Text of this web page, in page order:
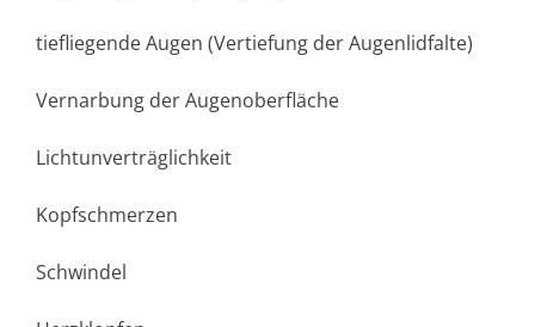
tiefliegende Augen (Vertiefung der Augenlidfalte)
Vernarbung der Augenoberfläche
Lichtunverträglichke­it
Kopfschmerzen
Schwindel